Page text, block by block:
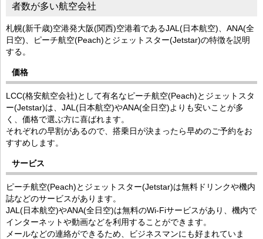
者数が多い航空会社
札幌(新千歳)空港発大阪(関西)空港着であるJAL(日本航空)、ANA(全
日空)、ピーチ航空(Peach)とジェットスター(Jetstar)の特徴を説明
する。
価格
LCC(格安航空会社)として有名なピーチ航空(Peach)とジェットスタ
ー(Jetstar)は、JAL(日本航空)やANA(全日空)よりも安いことが多
く、価格で選ぶ方に喜ばれます。
それぞれの早割があるので、搭乗日が決まったら早めのご予約をお
すすめします。
サービス
ピーチ航空(Peach)とジェットスター(Jetstar)は無料ドリンクや機内
誌などのサービスがあります。
JAL(日本航空)やANA(全日空)は無料のWi-Fiサービスがあり、機内で
インターネットや動画などを利用することができます。
メールなどの連絡ができるため、ビジネスマンにも好まれていま